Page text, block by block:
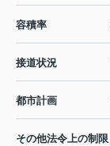
容積率
接道状況
都市計画
その他法令上の制限